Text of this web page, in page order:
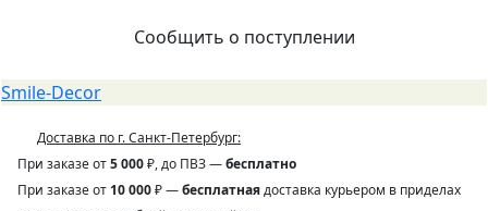
Сообщить о поступлении
Smile-Decor
Доставка по г. Санкт-Петербург:
При заказе от5 000₽, до ПВЗ —бесплатно
При заказе от 10 000₽ —бесплатнаядоставка курьером в приделах